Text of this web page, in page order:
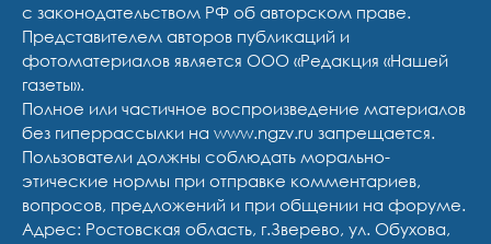
с законодательством РФ об авторском праве.
Представителем авторов публикаций и
фотоматериалов является ООО «Редакция «Нашей
газеты».
Полное или частичное воспроизведение материалов
без гиперрассылки на www.ngzv.ru запрещается.
Пользователи должны соблюдать морально-
этические нормы при отправке комментариев,
вопросов, предложений и при общении на форуме.
Адрес: Ростовская область, г.Зверево, ул. Обухова,